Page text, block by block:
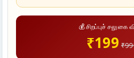
💰 சிறப்புச் சலுகை
₹199